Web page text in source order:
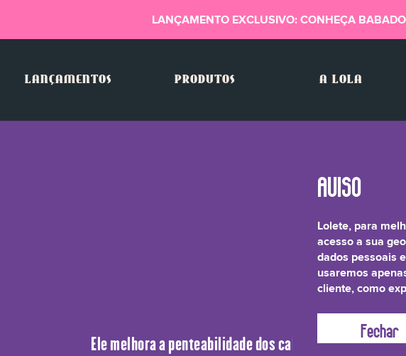
LANÇAMENTO EXCLUSIVO: CONHEÇA
LANÇAMENTOS PRODUTOS A LOLA
Ele melhora a penteabilidade dos cabelos, melhora as
Lolete, para
acesso a sua
dados pessoais
usaremos
cliente, como